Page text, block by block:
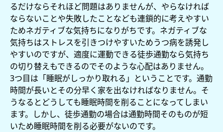
るだけならそれほど問題はありませんが、やらなければ
ならないことや失敗したことなども連鎖的に考えやすい
ためネガティブな気持ちになりがちです。ネガティブな
気持ちはストレスを引きつけやすいためうつ病を誘発し
やすいのですが、適度に運動できる徒歩通勤なら気持ち
の切り替えもできるのでそのような心配はありません。
3つ目は「睡眠がしっかり取れる」ということです。通勤
時間が長いとその分早く家を出なければなりません。そ
うなるとどうしても睡眠時間を削ることになってしまい
ます。しかし、徒歩通勤の場合は通勤時間そのものが短
いため睡眠時間を削る必要がないのです。